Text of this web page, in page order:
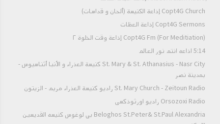
Copt4G Church إذاعة الكنيسة (ألحان و قداسات)
Copt4G Sermons إذاعة العظات
Copt4G Fm (For Meditiation) إذاعة وقت الخلوة ٢
5:14 اذاعه انتم نور العالم
St. Mary & St. Athanasius - Nasr City كنيسة العذراء و الأنبا أثناسيوس -
بمدينة نصر
St. Mary Church - Zeitoun Radio راديو كنيسة العذراء مريم - الزيتون
Orsozoxi Radio راديو اورثوذكسى
Beloghos St.Peter& St.Paul Alexandria بي لوغوس كنيسه القديسين